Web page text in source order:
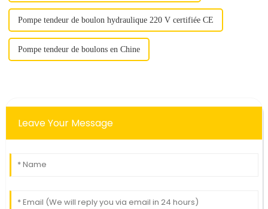
Pompe tendeur de boulon hydraulique 220 V certifiée CE
Pompe tendeur de boulons en Chine
Leave Your Message